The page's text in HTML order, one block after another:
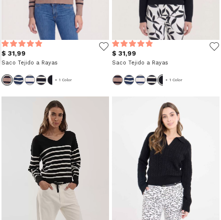
$ 31,99
Saco Tejido a Rayas
+ 1 Color
$ 31,99
Saco Tejido a Rayas
+ 1 Color